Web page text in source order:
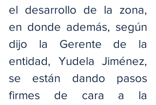
el desarrollo de la zona,
en donde además, según
dijo la Gerente de la
entidad, Yudela Jiménez,
se están dando pasos
firmes de cara a la